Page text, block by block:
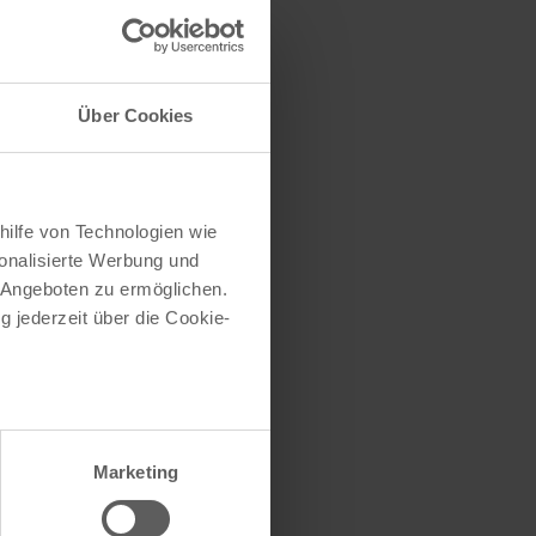
Über Cookies
von Technologien wie
Werbung und
zu ermöglichen.
jederzeit über die Cookie-
sein können
Präferenzen imAbschnitt
Marketing
herausfinden
(oder einen Teil